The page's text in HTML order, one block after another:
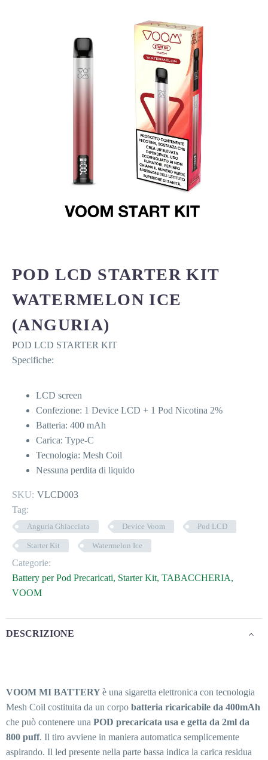
POD LCD STARTER KIT
WATERMELON ICE
(ANGURIA)
POD LCD STARTER KIT
Specifiche:
LCD screen
Confezione: 1 Device LCD + 1 Pod Nicotina 2%
Batteria: 400 mAh
Carica: Type-C
Tecnologia: Mesh Coil
Nessuna perdita di liquido
SKU: VLCD003
Tag:
Anguria Ghiacciata Device Voom Pod LCD
Starter Kit Watermelon Ice
Categorie:
Battery per Pod Precaricati, Starter Kit, TABACCHERIA,
VOOM
DESCRIZIONE
VOOM MI BATTERYè una sigaretta elettronica con tecnologia
Mesh Coil costituita da un corpo batteria ricaricabile da 400mAh
che può contenere una POD precaricata usa e getta da 2ml da
800 puff. Il tiro avviene in maniera automatica semplicemente
aspirando. Il led presente nella parte bassa indica la carica residua